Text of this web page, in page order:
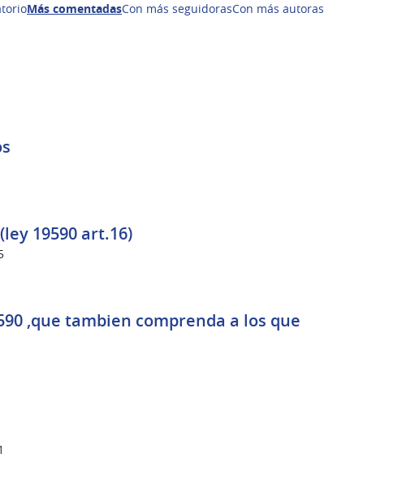
Más comentadasCon más seguidorasCon más autoras
19590 art.16)
,que tambien comprenda a los que